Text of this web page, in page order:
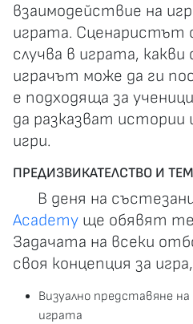
взаимодействие на
играта. Сценаристът
случва в играта, какви
играчът може да ги
е подходяща за
да разказват
игри.
ПРЕДИЗВИКАТЕЛСТВО И
В деня на
Academy ще обявят
Задачата на всеки
своя концепция за
Визуално представяне
играта